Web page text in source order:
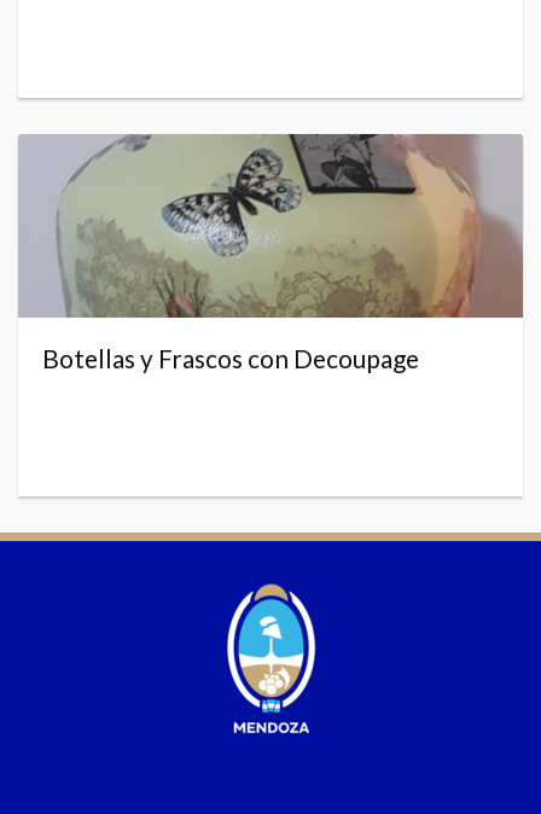
Botellas y Frascos con Decoupage